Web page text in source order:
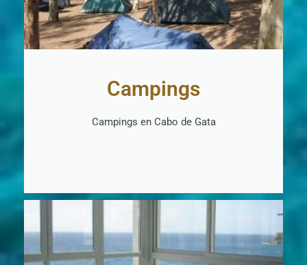
Campings
Campings en Cabo de Gata